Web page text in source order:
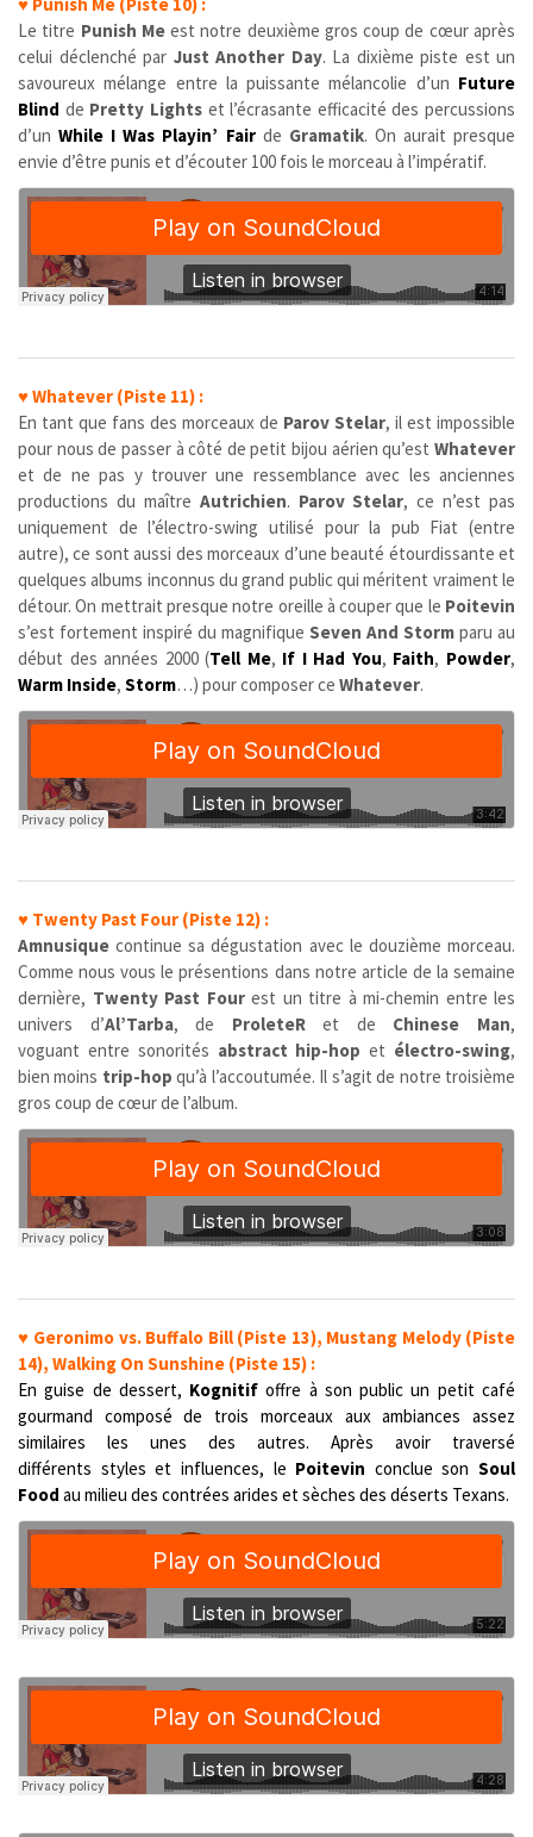
Le titre Punish Meest notre deuxième gros coup de cœur après
celui déclenché par Just Another Day. La dixième piste est un
savoureux mélange entre la puissante mélancolie d’un Future
Blind de Pretty Lightset l’écrasante efficacité des percussions
d’unWhile I Was Playin’ Fairde Gramatik. On aurait presque
envie d’être punis et d’écouter 100 fois le morceau à l’impératif.
♥Whatever (Piste 11) :
En tant que fans des morceaux de Parov Stelar, il est impossible
pour nous de passer à côté de petit bijou aérien qu’est Whatever
et de ne pas y trouver une ressemblance avec les anciennes
productions du maître Autrichien. Parov Stelar, ce n’est pas
uniquement de l’électro-swing utilisé pour la pub Fiat (entre
autre), ce sont aussi des morceaux d’une beauté étourdissante et
quelques albums inconnus du grand public qui méritent vraiment le
détour. On mettrait presque notre oreille à couper que le Poitevin
s’est fortement inspiré du magnifique Seven And Storm paru au
début des années 2000 (Tell Me, If I Had You, Faith, Powder,
Warm Inside, Storm…) pour composer ce Whatever.
♥ Twenty Past Four (Piste 12) :
Amnusique continue sa dégustation avec le douzième morceau.
Comme nous vous le présentions dans notre article de la semaine
dernière, Twenty Past Fourest un titre à mi-chemin entre les
univers d’Al’Tarba, de ProleteRet de Chinese Man,
voguant entre sonorités abstract hip-hop et électro-swing,
bien moins trip-hop qu’à l’accoutumée. Il s’agit de notre troisième
gros coup de cœur de l’album.
♥ Geronimo vs. Buffalo Bill (Piste 13), Mustang Melody (Piste
14), Walking On Sunshine (Piste 15) :
En guise de dessert, Kognitif offre à son public un petit café
gourmand composé de trois morceaux aux ambiances assez
similaires les unes des autres. Après avoir traversé
différents styles et influences, le Poitevin conclue son Soul
Food au milieu des contrées arides et sèches des déserts Texans.